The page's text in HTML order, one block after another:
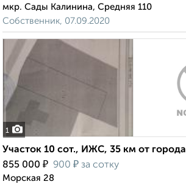
мкр. Сады Калинина, Средняя 110
Собственник, 07.09.2020
1
Участок 10 сот., ИЖС, 35 км от города
855 000 ₽ 900 ₽ за сотку
Морская 28